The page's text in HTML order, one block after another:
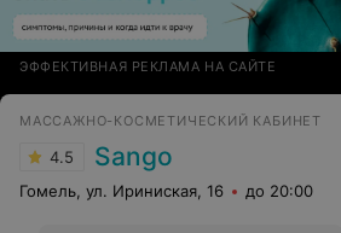
ЭФФЕКТИВНАЯ РЕКЛАМА НА САЙТЕ
МАССАЖНО-КОСМЕТИЧЕСКИЙ КАБИНЕТ
4.5 Sango
Гомель, ул. Ириниская, 16 до 20:00